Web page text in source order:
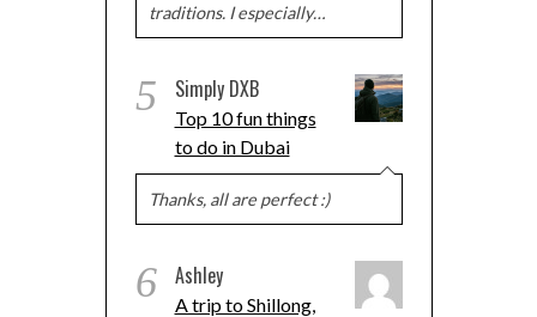
traditions. I especially…
5 Simply DXB
Top 10 fun things
to do in Dubai
Thanks, all are perfect :)
6 Ashley
A trip to Shillong,